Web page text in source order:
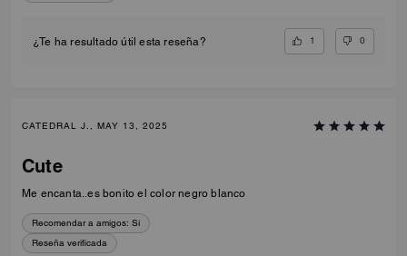
¿Te ha resultado útil esta reseña? 1 0
CATEDRAL J., MAY 13, 2025
Cute
Me encanta..es bonito el color negro blanco
Recomendar a amigos: Sí
Reseña verificada